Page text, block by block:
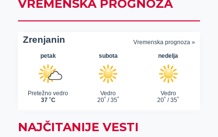
VREMENSKA PROGNOZA
NAJČITANIJE VESTI